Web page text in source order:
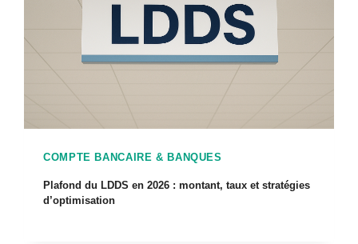
COMPTE BANCAIRE & BANQUES
Plafond du LDDS en 2026 : montant, taux et stratégies
d’optimisation